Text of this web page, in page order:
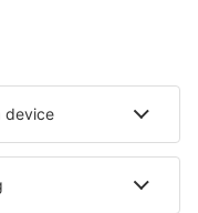
Verblijf in Palermo
Verblijf in Volterra